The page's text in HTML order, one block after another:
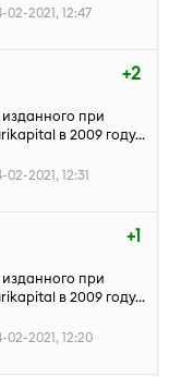
02-2021, 12:47
+2
при
в 2009 году...
02-2021, 12:31
+1
при
в 2009 году...
02-2021, 12:20